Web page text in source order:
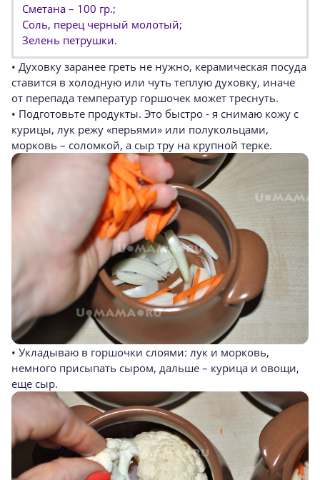
Сметана – 100 гр.;
Соль, перец черный молотый;
Зелень петрушки.
• Духовку заранее греть не нужно, керамическая посуда
ставится в холодную или чуть теплую духовку, иначе
от перепада температур горшочек может треснуть.
• Подготовьте продукты. Это быстро - я снимаю кожу с
курицы, лук режу «перьями» или полукольцами,
морковь – соломкой, а сыр тру на крупной терке.
• Укладываю в горшочки слоями: лук и морковь,
немного присыпать сыром, дальше – курица и овощи,
еще сыр.